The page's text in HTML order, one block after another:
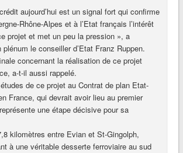
aujourd’hui est un signal fort qui confirme
Rhône-Alpes et à l’Etat français l’intérêt
projet et met un peu la pression », a
le conseiller d’Etat Franz Ruppen.
concernant la réalisation de ce projet
a-t-il aussi rappelé.
études de ce projet au Contrat de plan Etat-
France, qui devrait avoir lieu au premier
une étape décisive pour sa
kilomètres entre Evian et St-Gingolph,
à une véritable desserte ferroviaire au sud